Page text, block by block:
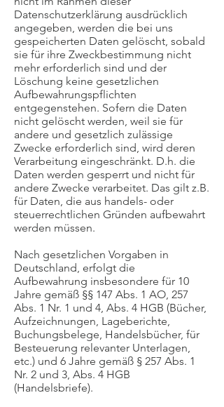
Datenschutzerklärung ausdrücklich
angegeben, werden die bei uns
gespeicherten Daten gelöscht, sobald
sie für ihre Zweckbestimmung nicht
mehr erforderlich sind und der
Löschung keine gesetzlichen
Aufbewahrungspflichten
entgegenstehen. Sofern die Daten
nicht gelöscht werden, weil sie für
andere und gesetzlich zulässige
Zwecke erforderlich sind, wird deren
Verarbeitung eingeschränkt. D.h. die
Daten werden gesperrt und nicht für
andere Zwecke verarbeitet. Das gilt z.B.
für Daten, die aus handels- oder
steuerrechtlichen Gründen aufbewahrt
werden müssen.
Nach gesetzlichen Vorgaben in
Deutschland, erfolgt die
Aufbewahrung insbesondere für 10
Jahre gemäß §§ 147 Abs. 1 AO, 257
Abs. 1 Nr. 1 und 4, Abs. 4 HGB (Bücher,
Aufzeichnungen, Lageberichte,
Buchungsbelege, Handelsbücher, für
Besteuerung relevanter Unterlagen,
etc.) und 6 Jahre gemäß § 257 Abs. 1
Nr. 2 und 3, Abs. 4 HGB
(Handelsbriefe).